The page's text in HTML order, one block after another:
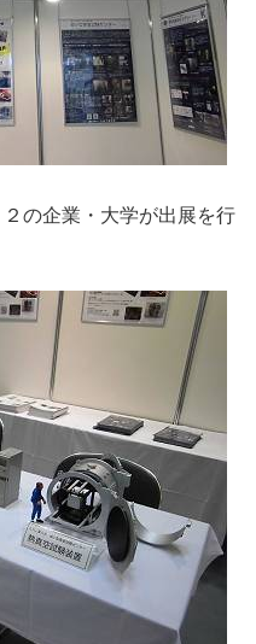
の企業・大学が出展を行